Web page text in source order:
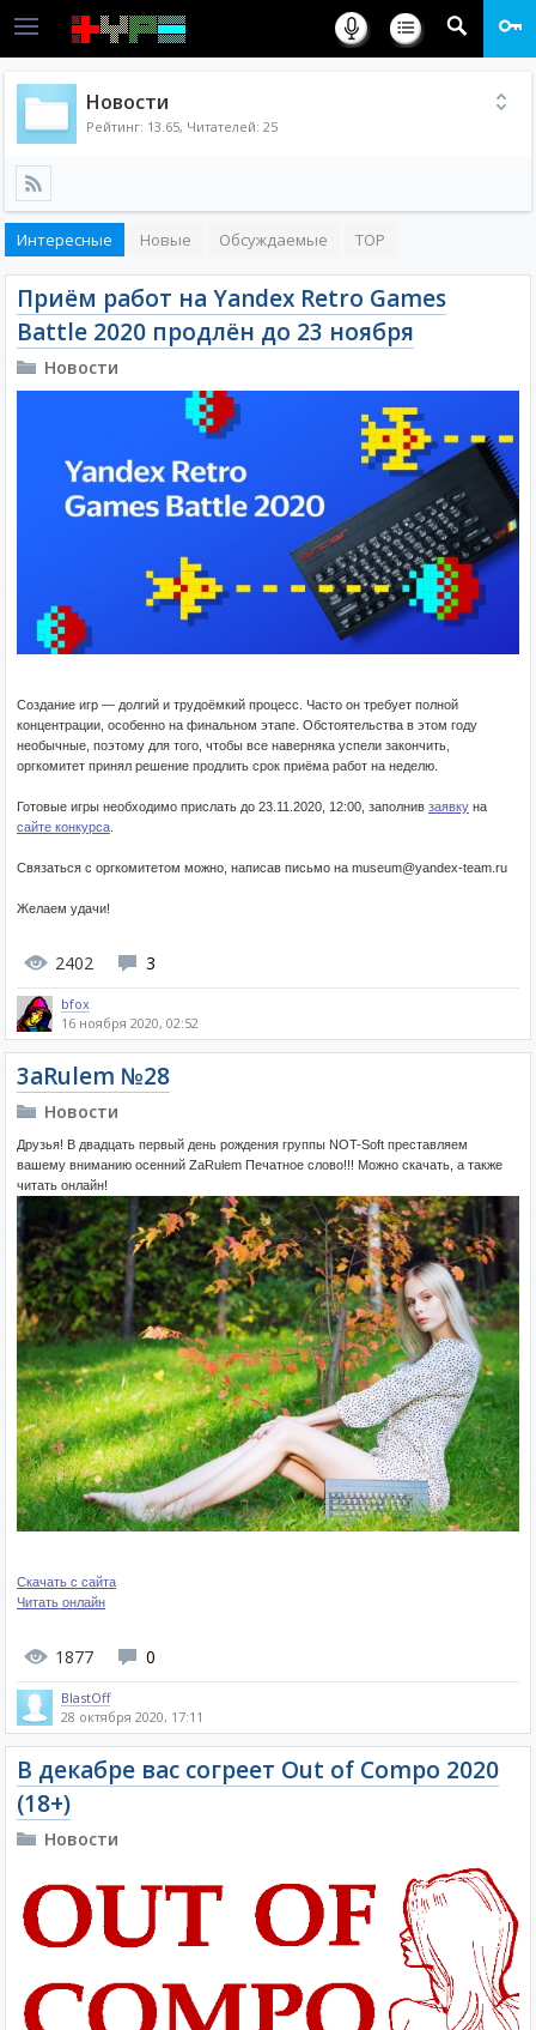
Новости
Рейтинг: 13.65, Читателей: 25
Интересные Новые Обсуждаемые TOP
Приём работ на Yandex Retro Games
Battle 2020 продлён до 23 ноября
Новости
Создание игр — долгий и трудоёмкий процесс. Часто он требует полной
концентрации, особенно на финальном этапе. Обстоятельства в этом году
необычные, поэтому для того, чтобы все наверняка успели закончить,
оргкомитет принял решение продлить срок приёма работ на неделю.
Готовые игры необходимо прислать до 23.11.2020, 12:00, заполнив заявку на
сайте конкурса
Связаться с оргкомитетом можно, написав письмо на museum@yandex-team.ru
Желаем удачи!
2402 3
bfox
16 ноября 2020, 02:52
3aRulem №28
Новости
Друзья! В двадцать первый день рождения группы NOT-Soft преставляем
вашему вниманию осенний ZaRulem Печатное слово!!! Можно скачать, а также
читать онлайн!
Скачать с сайта
Читать онлайн
1877 0
BlastOff
28 октября 2020, 17:11
В декабре вас согреет Out of Compo 2020
(18+)
Новости